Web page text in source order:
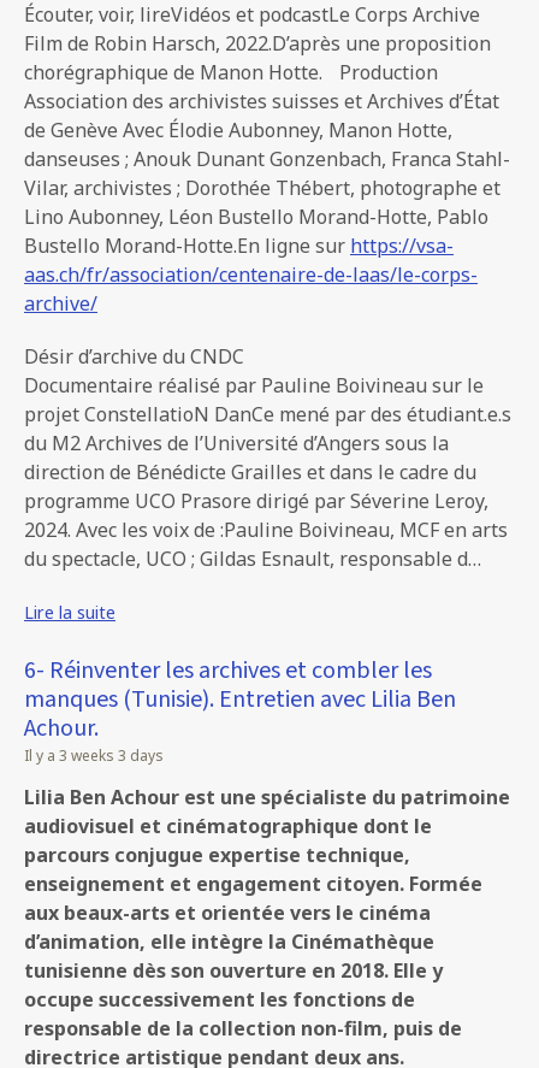
Écouter, voir, lireVidéos et podcastLe Corps Archive
Film de Robin Harsch, 2022.D’après une proposition
chorégraphique de Manon Hotte. Production
Association des archivistes suisses et Archives d’État
de Genève Avec Élodie Aubonney, Manon Hotte,
danseuses ; Anouk Dunant Gonzenbach, Franca Stahl-
Vilar, archivistes ; Dorothée Thébert, photographe et
Lino Aubonney, Léon Bustello Morand-Hotte, Pablo
Bustello Morand-Hotte.En ligne sur https://vsa-
aas.ch/fr/association/centenaire-de-laas/le-corps-
archive/
Désir d’archive du CNDC
Documentaire réalisé par Pauline Boivineau sur le
projet ConstellatioN DanCe mené par des étudiant.e.s
du M2 Archives de l’Université d’Angers sous la
direction de Bénédicte Grailles et dans le cadre du
programme UCO Prasore dirigé par Séverine Leroy,
2024. Avec les voix de :Pauline Boivineau, MCF en arts
du spectacle, UCO ; Gildas Esnault, responsable d…
Lire la suite
6- Réinventer les archives et combler les
manques (Tunisie). Entretien avec Lilia Ben
Achour.
Il y a 3 weeks 3 days
Lilia Ben Achour est une spécialiste du patrimoine
audiovisuel et cinématographique dont le
parcours conjugue expertise technique,
enseignement et engagement citoyen. Formée
aux beaux-arts et orientée vers le cinéma
d’animation, elle intègre la Cinémathèque
tunisienne dès son ouverture en 2018. Elle y
occupe successivement les fonctions de
responsable de la collection non-film, puis de
directrice artistique pendant deux ans.